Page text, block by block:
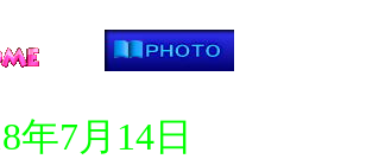
7月14日